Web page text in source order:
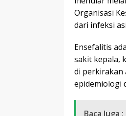
Organisasi
dari infeksi
Ensefalitis
sakit kepala,
di perkirakan
epidemiologi
Baca Juga :